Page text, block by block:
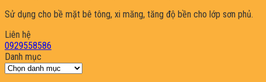
Sử dụng cho bề mặt bê tông, xi măng, tăng độ bền cho lớp sơn phủ.
Liên hệ
0929558586
Danh mục
Danh